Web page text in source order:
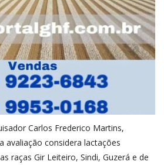
Carlos Frederico Martins,
avaliação considera lactações
raças Gir Leiteiro, Sindi, Guzerá e de